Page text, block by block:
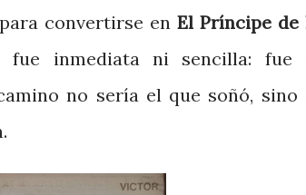
convertirse en El Príncipe de
fue inmediata ni sencilla: fue
no sería el que soñó, sino